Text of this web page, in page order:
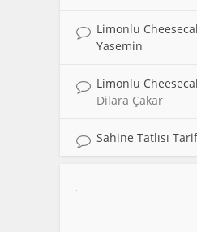
Limonlu
Yasemin
Limonlu
Dilara Çakar
Sahine Tatlısı